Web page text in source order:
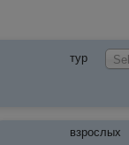
тур
взрослых